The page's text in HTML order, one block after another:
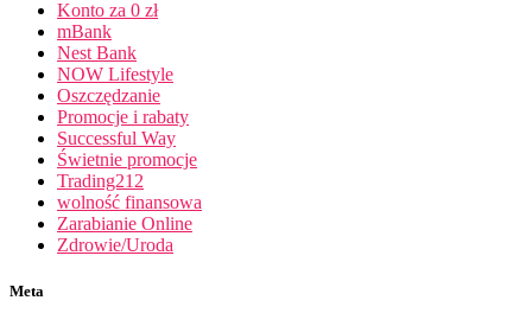
Konto za 0 zł
mBank
Nest Bank
NOW Lifestyle
Oszczędzanie
Promocje i rabaty
Successful Way
Świetnie promocje
Trading212
wolność finansowa
Zarabianie Online
Zdrowie/Uroda
Meta